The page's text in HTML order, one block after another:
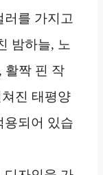
를 가지고
밤하늘, 노
활짝 핀 작
진 태평양
용되어 있습